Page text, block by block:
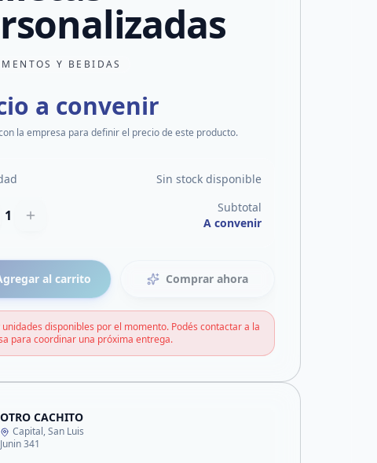
Y BEBIDAS
a convenir
la empresa para definir el precio de este producto.
Sin stock disponible
1
Subtotal
A convenir
al carrito Comprar ahora
unidades disponibles por el momento. Podés contactar a la
para coordinar una próxima entrega.
OTRO CACHITO
Capital, San Luis
Junin 341